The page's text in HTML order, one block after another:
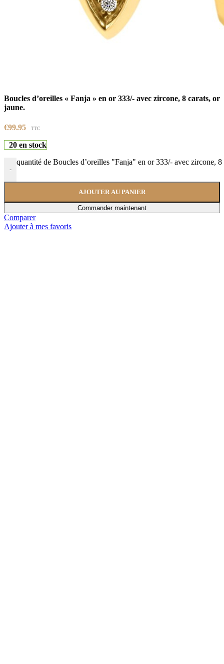
Boucles d’oreilles « Fanja » en or 333/- avec zircone, 8 carats, or
jaune.
€99.95 TTC
20 en stock
-
quantité de Boucles d’oreilles "Fanja" en or 333/- avec zircone, 8
AJOUTER AU PANIER
Commander maintenant
Comparer
Ajouter à mes favoris